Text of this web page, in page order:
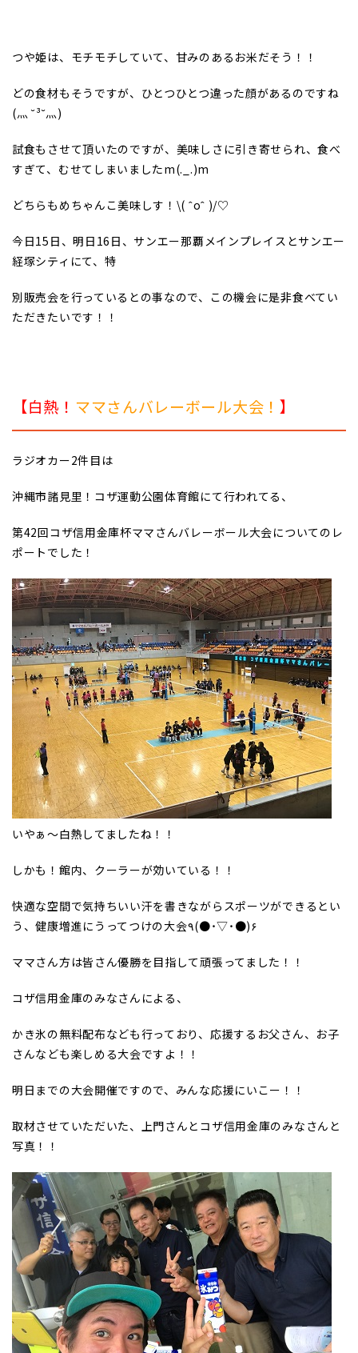
つや姫は、モチモチしていて、甘みのあるお米だそう！！
どの食材もそうですが、ひとつひとつ違った顔があるのですね
(灬 ˘³˘灬)
試食もさせて頂いたのですが、美味しさに引き寄せられ、食べ
すぎて、むせてしまいましたm(._.)m
どちらもめちゃんこ美味しす！\( ˆoˆ )/♡
今日15日、明日16日、サンエー那覇メインプレイスとサンエー
経塚シティにて、特
別販売会を行っているとの事なので、この機会に是非食べてい
ただきたいです！！
【白熱！ ママさんバレーボール大会！ 】
ラジオカー2件目は
沖縄市諸見里！コザ運動公園体育館にて行われてる、
第42回コザ信用金庫杯ママさんバレーボール大会についてのレ
ポートでした！
いやぁ～白熱してましたね！！
しかも！館内、クーラーが効いている！！
快適な空間で気持ちいい汗を書きながらスポーツができるとい
う、健康増進にうってつけの大会٩(●˙▽˙●)۶
ママさん方は皆さん優勝を目指して頑張ってました！！
コザ信用金庫のみなさんによる、
かき氷の無料配布なども行っており、応援するお父さん、お子
さんなども楽しめる大会ですよ！！
明日までの大会開催ですので、みんな応援にいこー！！
取材させていただいた、上門さんとコザ信用金庫のみなさんと
写真！！